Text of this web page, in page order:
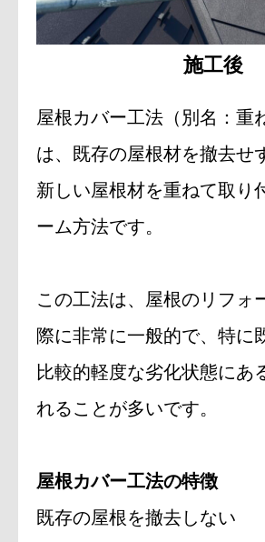
施工後
屋根カバー工法（別名：重
は、既存の屋根材を撤去せ
新しい屋根材を重ねて取り
ーム方法です。
この工法は、屋根のリフォ
際に非常に一般的で、特に
比較的軽度な劣化状態にあ
れることが多いです。
屋根カバー工法の特徴
既存の屋根を撤去しない